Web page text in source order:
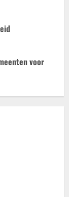
voor